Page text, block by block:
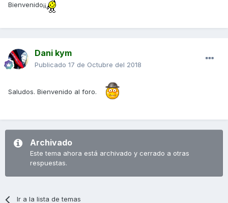
Bienvenido¡¡
Dani kym
Publicado 17 de Octubre del 2018
Saludos. Bienvenido al foro.
Archivado
Este tema ahora está archivado y cerrado a otras
respuestas.
Ir a la lista de temas